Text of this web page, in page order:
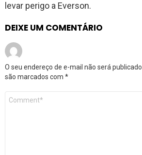
levar perigo a Everson.
DEIXE UM COMENTÁRIO
O seu endereço de e-mail não será publicado.
são marcados com *
Comentário